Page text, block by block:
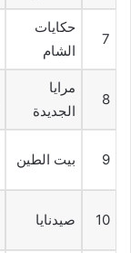
7
حكايات
الشام
8
مرايا
الجديدة
9 بيت الطين
10 صيدنايا